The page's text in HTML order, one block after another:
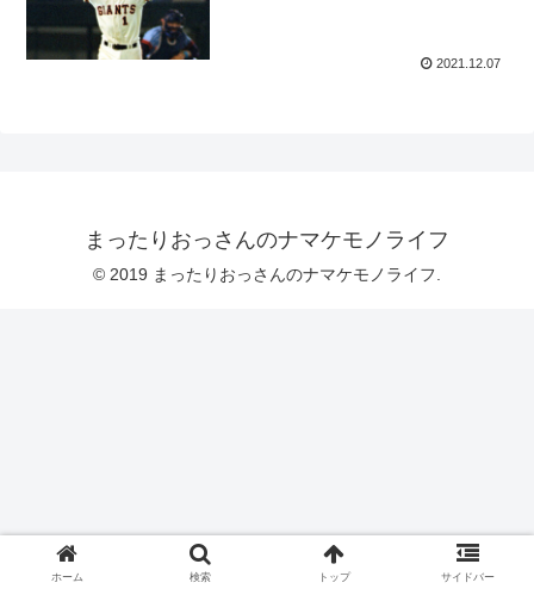
2021.12.07
まったりおっさんのナマケモノライフ
© 2019 まったりおっさんのナマケモノライフ.
ホーム 検索 トップ サイドバー